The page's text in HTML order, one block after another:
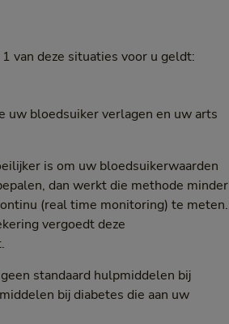
van deze situaties voor u geldt:
uw bloedsuiker verlagen en uw arts
is om uw bloedsuikerwaarden
dan werkt die methode minder
(real time monitoring) te meten.
vergoedt deze
standaard hulpmiddelen bij
bij diabetes die aan uw